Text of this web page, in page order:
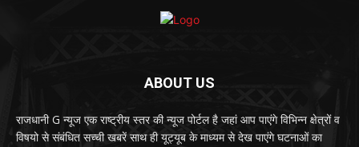
ABOUT US
राजधानी G न्यूज एक राष्ट्रीय स्तर की न्यूज पोर्टल है जहां आप पाएंगे विभिन्न क्षेत्रों व
विषयो से संबंधित सच्ची खबरें साथ ही यूट्यूब के माध्यम से देख पाएंगे घटनाओं का